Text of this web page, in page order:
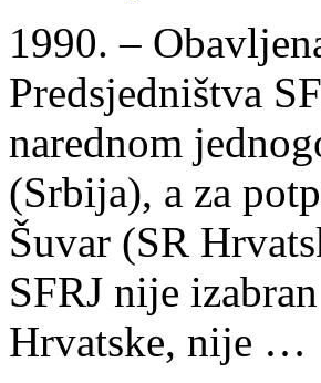
1990. –
Predsjedništva
narednom
(Srbija), a za
Šuvar (SR
SFRJ nije
Hrvatske, nije …